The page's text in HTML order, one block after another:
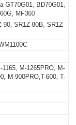
GT70G01, BD70G01,
MF360
90, SR1Z-80B, SR1Z-
M-1265PRO, M-
M-900PRO,T-600, T-